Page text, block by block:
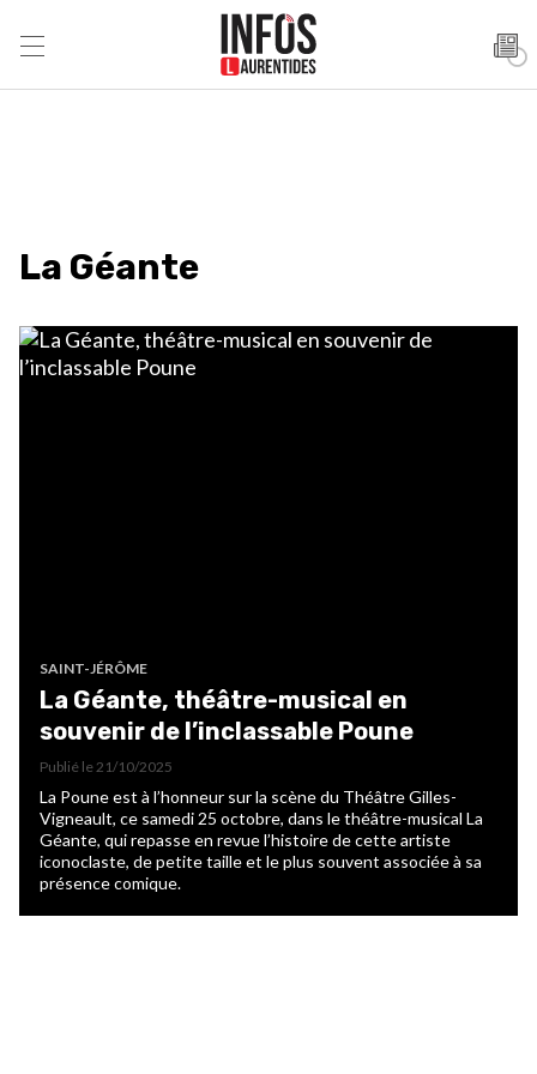
La Géante
SAINT-JÉRÔME
La Géante, théâtre-musical en
souvenir de l’inclassable Poune
Publié le21/10/2025
La Poune est à l’honneur sur la scène du Théâtre Gilles-
Vigneault, ce samedi 25 octobre, dans le théâtre-musical La
Géante, qui repasse en revue l’histoire de cette artiste
iconoclaste, de petite taille et le plus souvent associée à sa
présence comique.